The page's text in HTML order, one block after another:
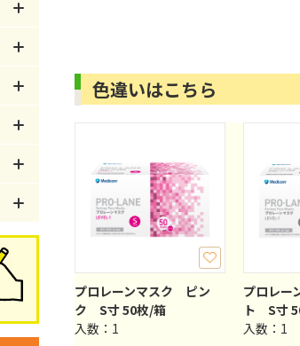
色違いはこちら
プロレーンマスク ピン
ク S寸 50枚/箱
入数：1
プロレー
ト S寸
入数：1